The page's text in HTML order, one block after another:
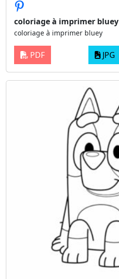
coloriage à imprimer bluey
coloriage à imprimer bluey
PDF JPG